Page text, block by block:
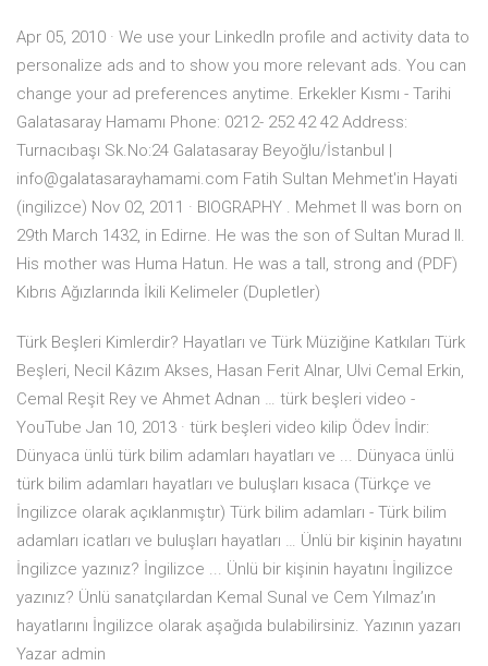
Apr 05, 2010 · We use your LinkedIn profile and activity data to
personalize ads and to show you more relevant ads. You can
change your ad preferences anytime. Erkekler Kısmı - Tarihi
Galatasaray Hamamı Phone: 0212- 252 42 42 Address:
Turnacıbaşı Sk.No:24 Galatasaray Beyoğlu/İstanbul |
info@galatasarayhamami.com Fatih Sultan Mehmet'in Hayati
(ingilizce) Nov 02, 2011 · BIOGRAPHY . Mehmet II was born on
29th March 1432, in Edirne. He was the son of Sultan Murad II.
His mother was Huma Hatun. He was a tall, strong and (PDF)
Kıbrıs Ağızlarında İkili Kelimeler (Dupletler)
Türk Beşleri Kimlerdir? Hayatları ve Türk Müziğine Katkıları Türk
Beşleri, Necil Kâzım Akses, Hasan Ferit Alnar, Ulvi Cemal Erkin,
Cemal Reşit Rey ve Ahmet Adnan … türk beşleri video -
YouTube Jan 10, 2013 · türk beşleri video kilip Ödev İndir:
Dünyaca ünlü türk bilim adamları hayatları ve ... Dünyaca ünlü
türk bilim adamları hayatları ve buluşları kısaca (Türkçe ve
İngilizce olarak açıklanmıştır) Türk bilim adamları - Türk bilim
adamları icatları ve buluşları hayatları … Ünlü bir kişinin hayatını
İngilizce yazınız? İngilizce ... Ünlü bir kişinin hayatını İngilizce
yazınız? Ünlü sanatçılardan Kemal Sunal ve Cem Yılmaz’ın
hayatlarını İngilizce olarak aşağıda bulabilirsiniz. Yazının yazarı
Yazar admin